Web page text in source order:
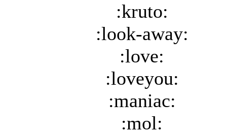
:kruto:
:look-away:
:love:
:loveyou:
:maniac:
:mol: